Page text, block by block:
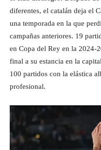
diferentes, el catalán deja el
una temporada en la que
campañas anteriores. 19
en Copa del Rey en la 2024-
final a su estancia en la
100 partidos con la elástica
profesional.